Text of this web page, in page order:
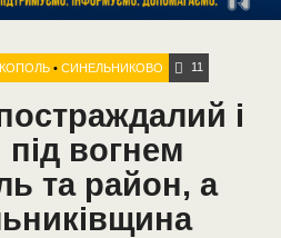
•СИНЕЛЬНИКОВО 11
і
вогнем
та район, а